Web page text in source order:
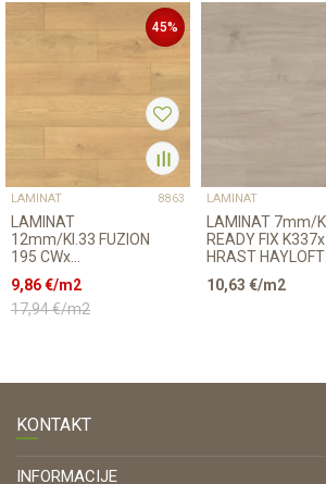
45%
LAMINAT 8863
LAMINAT
12mm/Kl.33 FUZION
195 CWx
p=1,51 m2
9,86€/m2
17,94€/m2
LAMINAT
LAMINAT 7mm/Kl.31
READY FIX K337x
HRAST HAYLOFT
10,63 €/m2
KONTAKT
DRVONA D.O.O.
INFORMACIJE